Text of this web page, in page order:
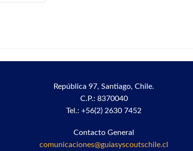
República 97,Santiago, Chile.
C.P.: 8370040
Tel.: +56(2) 2630 7452
Contacto General
comunicaciones@guiasyscoutschile.cl